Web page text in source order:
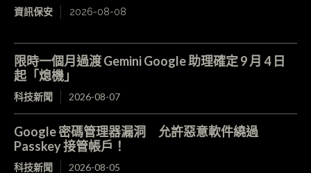
資訊保安 2026-08-08
限時一個月過渡 Gemini Google 助理確定 9 月 4 日
起「熄機」
科技新聞 2026-08-07
Google 密碼管理器漏洞 允許惡意軟件繞過
Passkey 接管帳戶！
科技新聞 2026-08-05